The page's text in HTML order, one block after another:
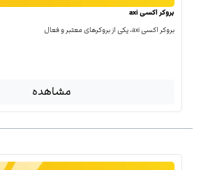
بروکر اکسی axi
بروکر اکسی axi، یکی از بروکرهای معتبر و فعال
مشاهده